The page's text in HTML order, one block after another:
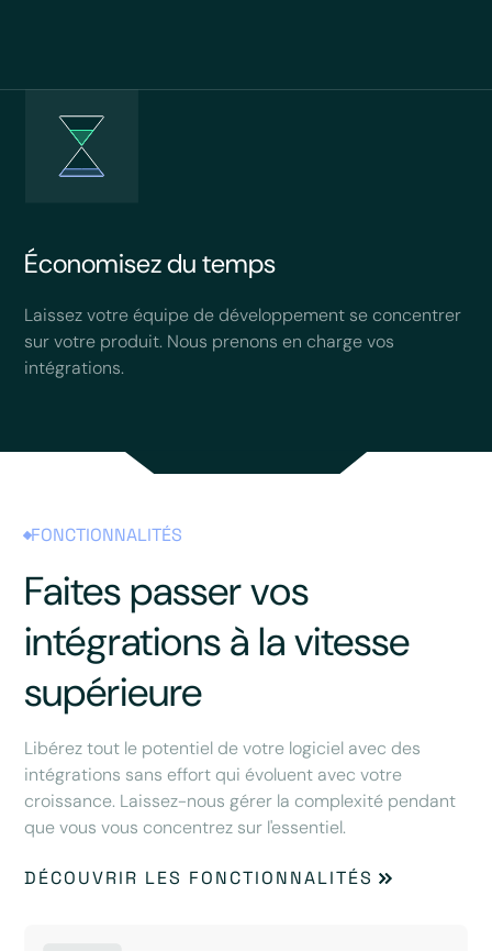
Économisez du temps
Laissez votre équipe de développement se concentrer
sur votre produit. Nous prenons en charge vos
intégrations.
FONCTIONNALITÉS
Faites passer vos
intégrations à la vitesse
supérieure
Libérez tout le potentiel de votre logiciel avec des
intégrations sans effort qui évoluent avec votre
croissance. Laissez-nous gérer la complexité pendant
que vous vous concentrez sur l'essentiel.
DÉCOUVRIR LES FONCTIONNALITÉS